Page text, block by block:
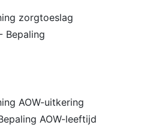
zorgtoeslag
- Bepaling
AOW-uitkering
AOW-leeftijd